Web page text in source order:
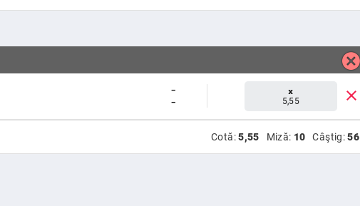
-
-
x
5,55
Cotă:5,55 Miză: 10 Câştig:56